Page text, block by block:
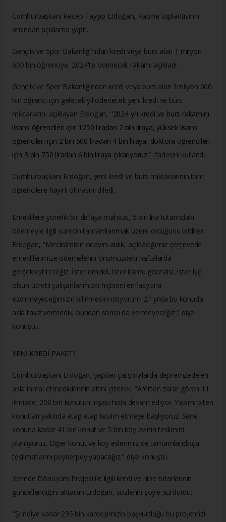
Cumhurbaşkanı Recep Tayyip Erdoğan, Kabine toplantısının
ardından açıklama yaptı.
Gençlik ve Spor Bakanlığı'ndan kredi veya burs alan 1 milyon
600 bin öğrenciye, 2024'te ödenecek rakamı açıkladı.
Gençlik ve Spor Bakanlığından kredi veya burs alan 1milyon 600
bin öğrenci için gelecek yıl ödenecek yeni kredi ve burs
miktarlarını açıklayan Erdoğan, "2024 yılı kredi ve burs rakamını
lisans öğrencileri için 1250 liradan 2 bin liraya, yüksek lisans
öğrencileri için 2 bin 500 liradan 4 bin liraya, doktora öğrencileri
için 3 bin 750 liradan 6 bin liraya çıkarıyoruz." ifadesini kullandı.
Cumhurbaşkanı Erdoğan, yeni kredi ve burs miktarlarının tüm
öğrencilere hayırlı olmasını diledi.
Emeklilere yönelik bir defaya mahsus, 5 bin lira tutarındaki
ödemeyle ilgili sürecin tamamlanmak üzere olduğunu bildiren
Erdoğan, "Meclisimizin onayını aldık, açıkladığımız çerçevede
emeklilerimize ödemelerini önümüzdeki haftalarda
gerçekleştireceğiz. İster emekli, ister kamu görevlisi, ister işçi
olsun ücretli çalışanlarımızın hiçbirini enflasyona
ezdirmeyeceğimizin bilinmesini istiyorum. 21 yılda bu konuda
asla taviz vermedik, bundan sonra da vermeyeceğiz." diye
konuştu.
YENİ KREDİ PAKETİ
Cumhurbaşkanı Erdoğan, yapılan çalışmalarda depremzedeleri
asla ihmal etmediklerinin altını çizerek, "Afetten zarar gören 11
ilimizde, 200 bin konutun inşası hızla devam ediyor. Yapımı biten
konutları yakında etap etap teslim etmeye başlıyoruz. Sene
sonuna kadar 41 bin konut ve 5 bin köy evinin teslimini
planlıyoruz. Diğer konut ve köy evlerimiz de tamamlandıkça
teslimatlarını peyderpey yapacağız." diye konuştu.
Yerinde Dönüşüm Projesi ile ilgili kredi ve hibe tutarlarının
güncellendiğini aktaran Erdoğan, sözlerini şöyle sürdürdü:
"Şimdiye kadar 235 bin kardeşimizin başvurduğu bu projemizi